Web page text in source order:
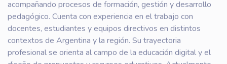
acompañando procesos de formación, gestión y desarrollo
pedagógico. Cuenta con experiencia en el trabajo con
docentes, estudiantes y equipos directivos en distintos
contextos de Argentina y la región. Su trayectoria
profesional se orienta al campo de la educación digital y el